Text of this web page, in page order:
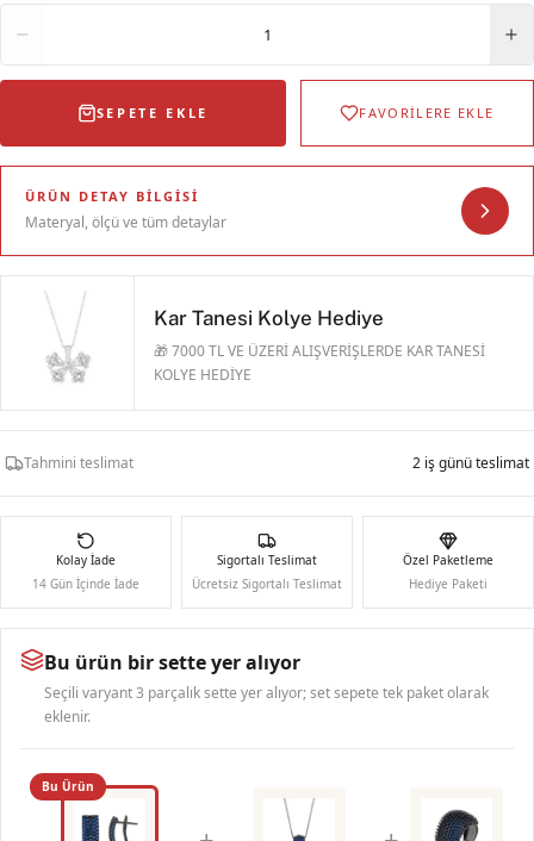
1
SEPETE EKLE FAVORİLERE EKLE
ÜRÜN DETAY BILGISI
Materyal, ölçü ve tüm detaylar
Kar Tanesi Kolye Hediye
🎁 7000 TL VE ÜZERİ ALIŞVERİŞLERDE KAR TANESİ
KOLYE HEDİYE
Tahmini teslimat 2 iş günü teslimat
Kolay İade
14 Gün İçinde İade
Sigortalı Teslimat
Ücretsiz Sigortalı Teslimat
Özel Paketleme
Hediye Paketi
Bu ürün bir sette yer alıyor
Seçili varyant 3 parçalık sette yer alıyor; set sepete tek paket olarak
eklenir.
Bu Ürün